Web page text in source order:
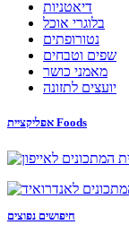
דיאטניות
בלוגרי אוכל
נטורופתים
שפים וטבחים
מאמני כושר
יועצים לתזונה
אפליקציית Foods
חיפושים נפוצים